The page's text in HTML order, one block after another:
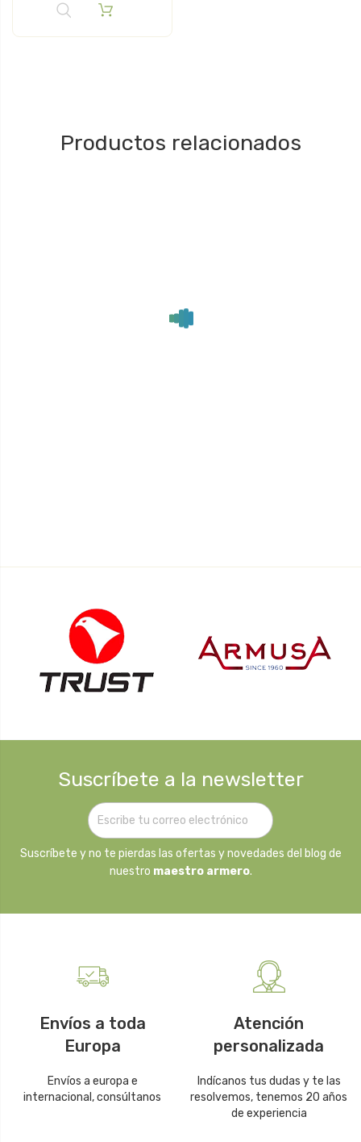
Productos relacionados
Suscríbete a la newsletter
Suscríbete y no te pierdas las ofertas y novedades del blog de
nuestro maestro armero.
Envíos a toda
Europa
Envíos a europa e
internacional, consúltanos
Atención
personalizada
Indícanos tus dudas y te las
resolvemos, tenemos 20 años
de experiencia